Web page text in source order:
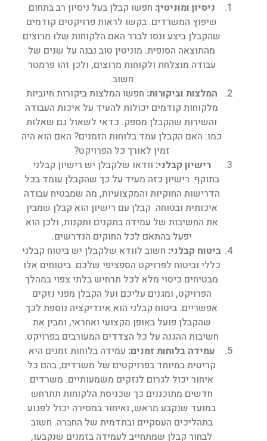
ניסיון ומוניטין:חפשו קבלן בעל ניסיון רב בתחום
שיפוץ המשרדים. בקשו לראות פרויקטים קודמים
שהקבלן ביצע ונסו לברר האם הלקוחות שלו מרוצים
מהתוצאה הסופית. מוניטין טוב נבנה על שנים של
עבודה מוצלחת ולקוחות מרוצים, ולכן זהו פרמטר
חשוב.
המלצות וביקורות:חפשו המלצות ביקורות חיוביות
מלקוחות קודמים יכולות להעיד על איכות העבודה
והשירות שהקבלן מספק. כדאי לשאול גם שאלות
כמו: האם הקבלן עמד בלוחות הזמנים? האם הוא היה
זמין לאורך כל הפרויקט?
רישיון קבלני:וודאו שלקבלן יש רישיון קבלני
בתוקף. רישיון כזה מעיד על כך שהקבלן עומד בכל
הדרישות החוקיות והמקצועיות, מה שמבטיח עבודה
איכותית ובטוחה. קבלן עם רישיון הוא קבלן שמבין
את החשיבות של עמידה בתקנים ותקנות, ולכן הוא
יפעל בהתאם לכל החוקים הנדרשים.
ביטוח קבלני:חשוב לוודא שלקבלן יש ביטוח קבלני
כללי וביטוח לפרויקט הספציפי שלכם. ביטוחים אלו
מבטיחים כיסוי מלא לכל תרחיש בלתי צפוי במהלך
הפרויקט, ומגנים עליכם ועל הקבלן מפני נזקים
אפשריים. ביטוח קבלני הוא אינדיקציה נוספת לכך
שהקבלן פועל באופן מקצועי ואחראי, ומבין את
חשיבות ההגנה על כל הצדדים המעורבים בפרויקט.
עמידה בלוחות זמנים:עמידה בלוחות זמנים היא
קריטית במיוחד בפרויקטים של משרדים, בהם כל
איחור יכול לגרום לנזקים משמעותיים. משרדים
חדשים מתוכננים כך שכניסת הלקוחות תתרחש
במועד שנקבע מראש, ואיחור במסירה יכול לפגוע
בתהליכים העסקיים ובתדמית של החברה. חשוב
לבחור קבלן שמתחייב לעמידה בזמנים שנקבעו,